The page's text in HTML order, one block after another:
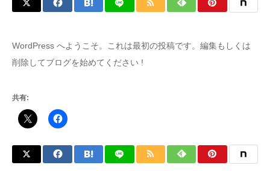
WordPress へようこそ。これは最初の投稿です。編集もしくは
削除してブログを始めてください !
共有: